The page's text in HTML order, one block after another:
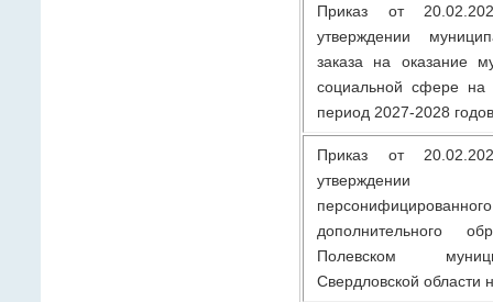
Приказ от
утверждении
заказа на оказание
социальной сфере
период 2027-2028
Приказ от
дополнительного
Полевском
Свердловской области